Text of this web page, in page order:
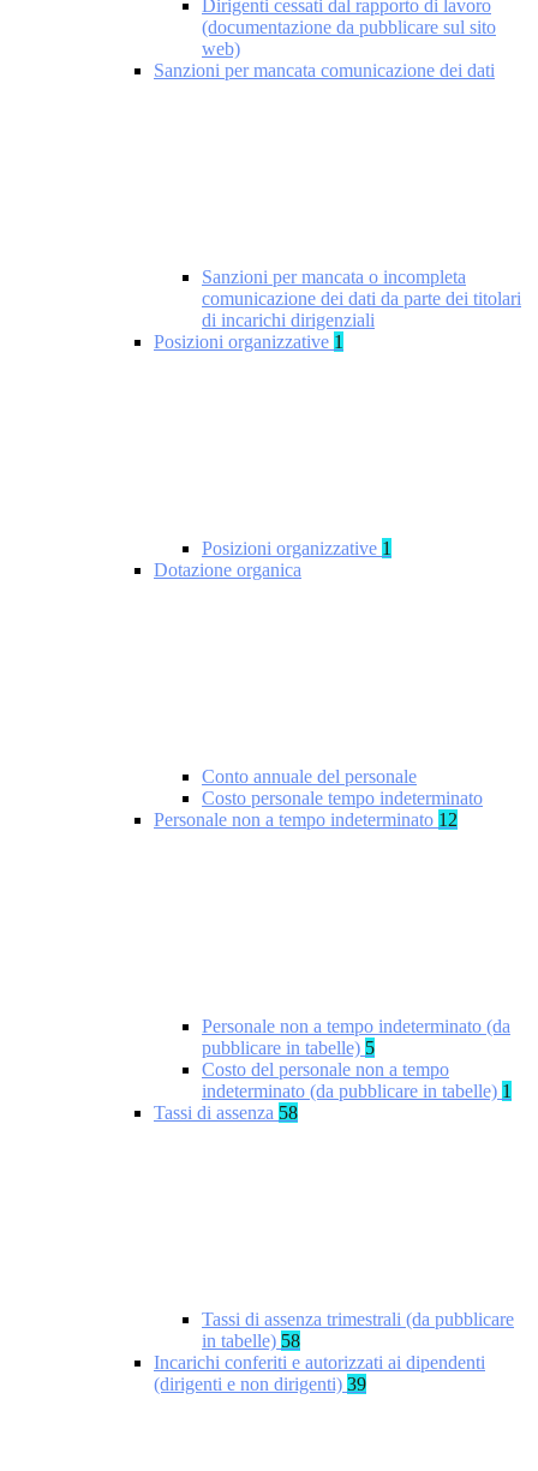
Dirigenti cessati dal rapporto di lavoro
(documentazione da pubblicare sul sito
web)
Sanzioni per mancata comunicazione dei dati
Sanzioni per mancata o incompleta
comunicazione dei dati da parte dei titolari
di incarichi dirigenziali
Posizioni organizzative 1
Posizioni organizzative 1
Dotazione organica
Conto annuale del personale
Costo personale tempo indeterminato
Personale non a tempo indeterminato 12
Personale non a tempo indeterminato (da
pubblicare in tabelle) 5
Costo del personale non a tempo
indeterminato (da pubblicare in tabelle) 1
Tassi di assenza 58
Tassi di assenza trimestrali (da pubblicare
in tabelle) 58
Incarichi conferiti e autorizzati ai dipendenti
(dirigenti e non dirigenti) 39